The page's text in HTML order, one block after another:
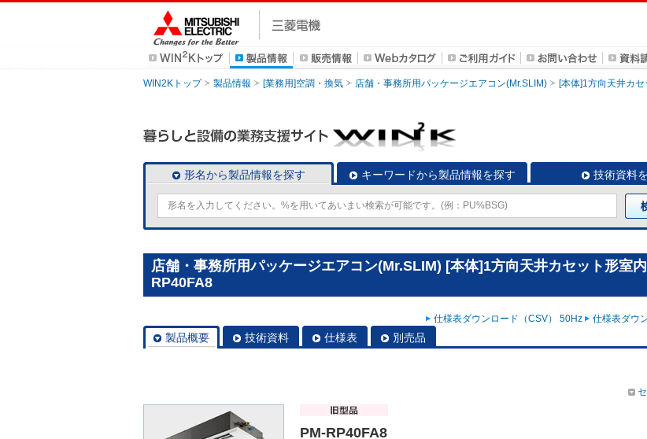
WIN2Kトップ 製品情報 [業務用]空調・換気 店舗・事務所用パッケージエアコン(Mr.SLIM) [本体]1方向天井カ
形名から製品情報を探す キーワードから製品情報を探す 技術資料
店舗・事務所用パッケージエアコン(Mr.SLIM) [本体]1方向天井カセット形室
RP40FA8
仕様表ダウンロード（CSV） 50Hz 仕様表ダウ
製品概要 技術資料 仕様表 別売品
PM-RP40FA8